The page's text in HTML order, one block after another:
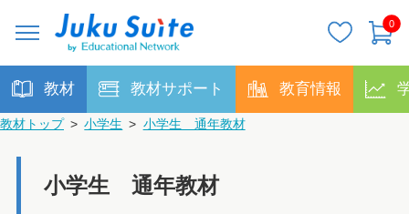
0
教材 教材サポート 教育情報
教材トップ > 小学生 > 小学生 通年教材
小学生 通年教材